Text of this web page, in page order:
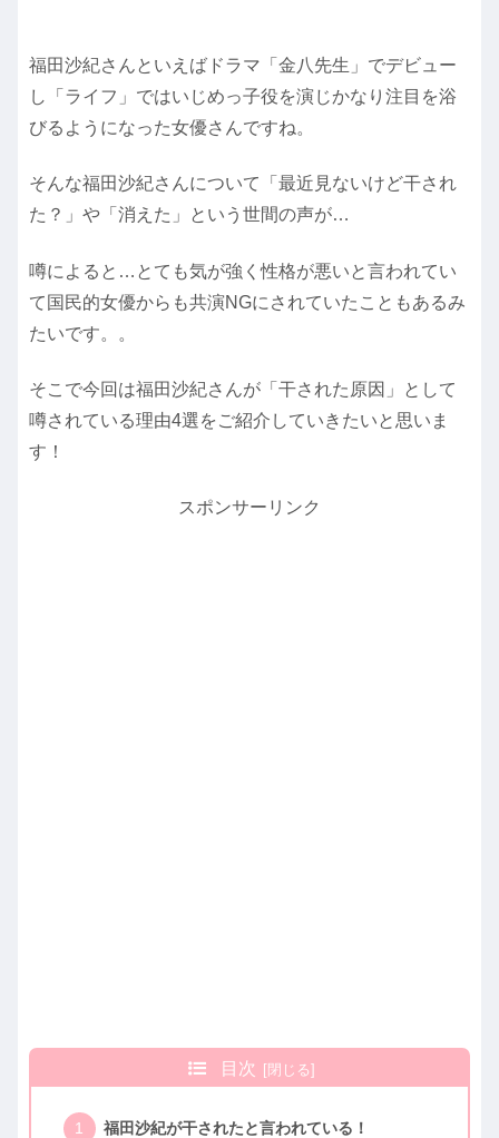
福田沙紀さんといえばドラマ「金八先生」でデビュー
し「ライフ」ではいじめっ子役を演じかなり注目を浴
びるようになった女優さんですね。
そんな福田沙紀さんについて「最近見ないけど干され
た？」や「消えた」という世間の声が…
噂によると…とても気が強く性格が悪いと言われてい
て国民的女優からも共演NGにされていたこともあるみ
たいです。。
そこで今回は福田沙紀さんが「干された原因」として
噂されている理由4選をご紹介していきたいと思いま
す！
スポンサーリンク
目次
福田沙紀が干されたと言われている！